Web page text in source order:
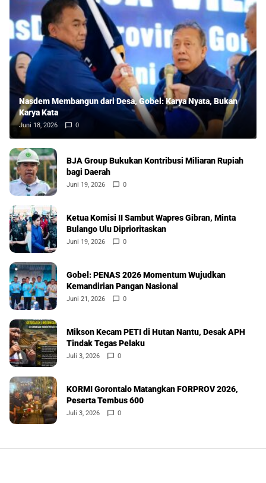
Nasdem Membangun dari Desa, Gobel: Karya Nyata, Bukan
Karya Kata
Juni 18, 2026 0
BJA Group Bukukan Kontribusi Miliaran Rupiah
bagi Daerah
Juni 19, 2026 0
Ketua Komisi II Sambut Wapres Gibran, Minta
Bulango Ulu Diprioritaskan
Juni 19, 2026 0
Gobel: PENAS 2026 Momentum Wujudkan
Kemandirian Pangan Nasional
Juni 21, 2026 0
Mikson Kecam PETI di Hutan Nantu, Desak APH
Tindak Tegas Pelaku
Juli 3, 2026 0
KORMI Gorontalo Matangkan FORPROV 2026,
Peserta Tembus 600
Juli 3, 2026 0